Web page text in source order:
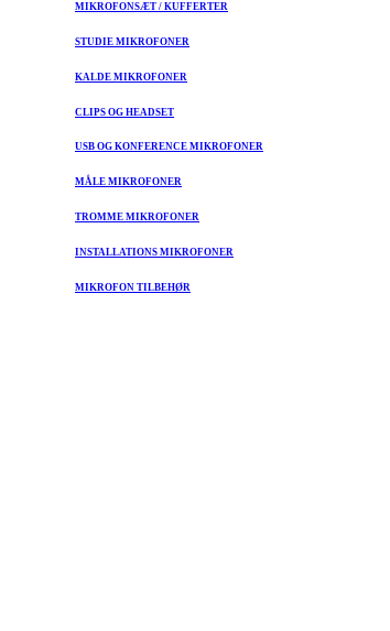
MIKROFONSÆT / KUFFERTER
STUDIE MIKROFONER
KALDE MIKROFONER
CLIPS OG HEADSET
USB OG KONFERENCE MIKROFONER
MÅLE MIKROFONER
TROMME MIKROFONER
INSTALLATIONS MIKROFONER
MIKROFON TILBEHØR